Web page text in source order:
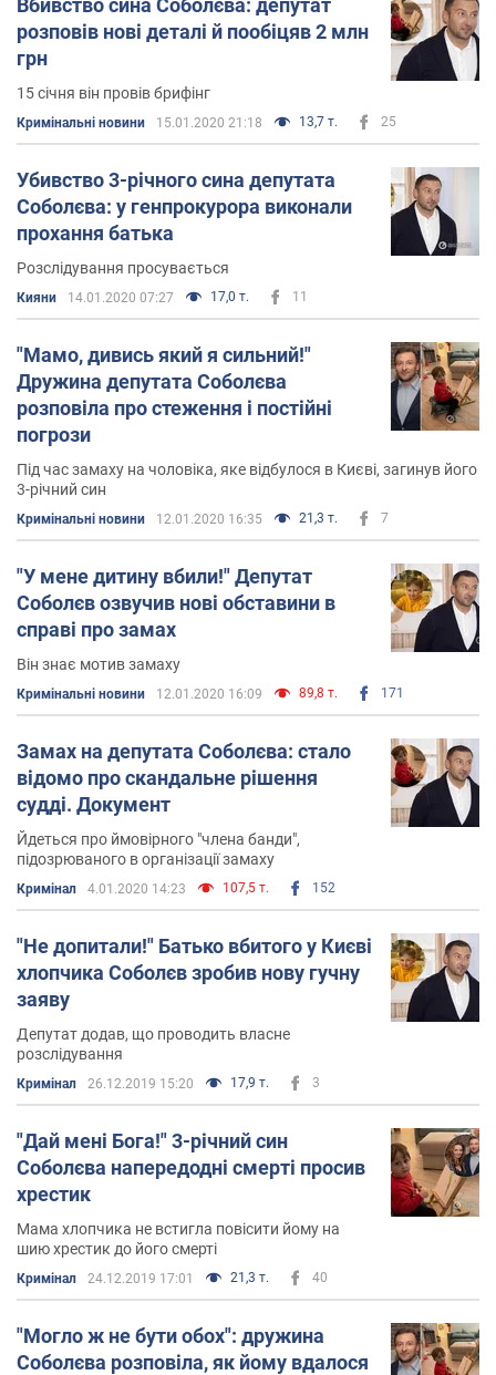
Вбивство сина Соболєва: депутат
розповів нові деталі й пообіцяв 2 млн
грн
15 січня він провів брифінг
Кримінальні новини 15.01.2020 21:18 13,7 т. 25
Убивство 3-річного сина депутата
Соболєва: у генпрокурора виконали
прохання батька
Розслідування просувається
Кияни 14.01.2020 07:27 17,0 т. 11
"Мамо, дивись який я сильний!"
Дружина депутата Соболєва
розповіла про стеження і постійні
погрози
Під час замаху на чоловіка, яке відбулося в Києві, загинув його
3-річний син
Кримінальні новини 12.01.2020 16:35 21,3 т. 7
"У мене дитину вбили!" Депутат
Соболєв озвучив нові обставини в
справі про замах
Він знає мотив замаху
Кримінальні новини 12.01.2020 16:09 89,8 т. 171
Замах на депутата Соболєва: стало
відомо про скандальне рішення
судді. Документ
Йдеться про ймовірного "члена банди",
підозрюваного в організації замаху
Кримінал 4.01.2020 14:23 107,5 т. 152
"Не допитали!" Батько вбитого у Києві
хлопчика Соболєв зробив нову гучну
заяву
Депутат додав, що проводить власне
розслідування
Кримінал 26.12.2019 15:20 17,9 т. 3
"Дай мені Бога!" 3-річний син
Соболєва напередодні смерті просив
хрестик
Мама хлопчика не встигла повісити йому на
шию хрестик до його смерті
Кримінал 24.12.2019 17:01 21,3 т. 40
"Могло ж не бути обох": дружина
Соболєва розповіла, як йому вдалося